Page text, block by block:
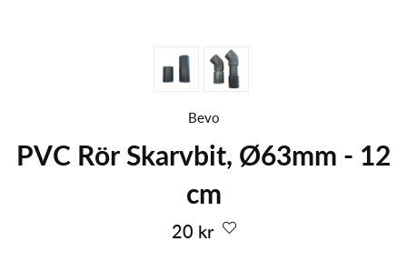
Bevo
PVC Rör Skarvbit, Ø63mm - 12
cm
20 kr